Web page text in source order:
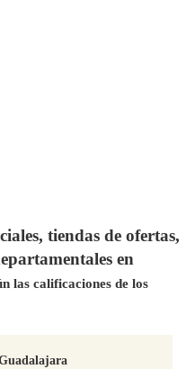
tiendas de ofertas,
en
las calificaciones de los